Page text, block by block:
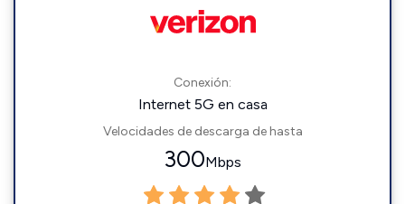
Conexión:
Internet 5G en casa
Velocidades de descarga de hasta
300Mbps